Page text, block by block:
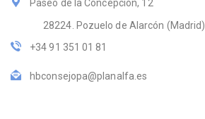
Paseo de la Concepción, 12
28224. Pozuelo de Alarcón (Madrid)
+34 91 351 01 81
hbconsejopa@planalfa.es